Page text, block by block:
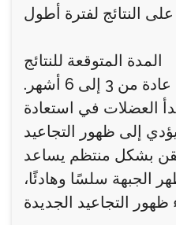
المدة المتوقعة للنتائج
تستمر نتائج البوتوكس عادة من 3 إلى 6 أشهر.
العضلات في استعادة
إلى ظهور التجاعيد
بشكل منتظم يساعد
الجبهة سلسًا وهادئًا،